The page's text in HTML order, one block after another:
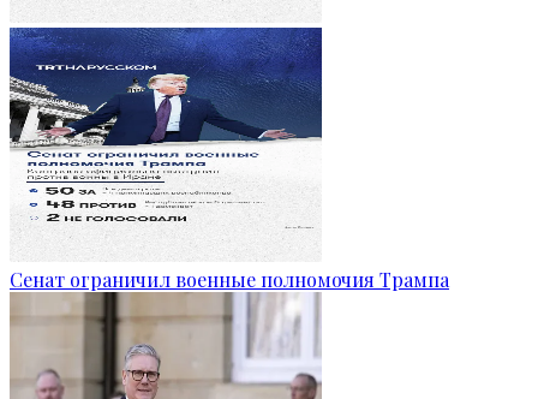
Сенат ограничил военные полномочия Трампа